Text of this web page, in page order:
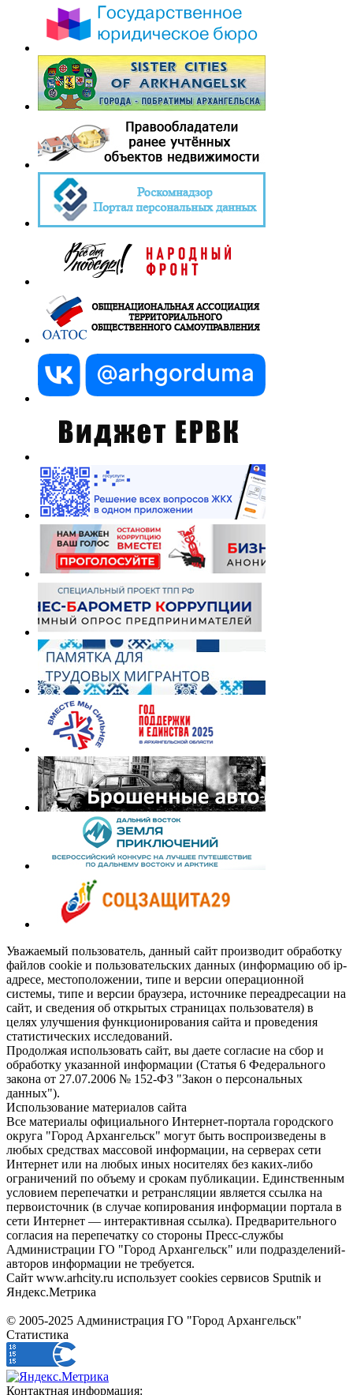
Уважаемый пользователь, данный сайт производит обработку
файлов cookie и пользовательских данных (информацию об ip-
адресе, местоположении, типе и версии операционной
системы, типе и версии браузера, источнике переадресации на
сайт, и сведения об открытых страницах пользователя) в
целях улучшения функционирования сайта и проведения
статистических исследований.
Продолжая использовать сайт, вы даете согласие на сбор и
обработку указанной информации (Статья 6 Федерального
закона от 27.07.2006 № 152-ФЗ "Закон о персональных
данных").
Использование материалов сайта
Все материалы официального Интернет-портала городского
округа "Город Архангельск" могут быть воспроизведены в
любых средствах массовой информации, на серверах сети
Интернет или на любых иных носителях без каких-либо
ограничений по объему и срокам публикации. Единственным
условием перепечатки и ретрансляции является ссылка на
первоисточник (в случае копирования информации портала в
сети Интернет — интерактивная ссылка). Предварительного
согласия на перепечатку со стороны Пресс-службы
Администрации ГО "Город Архангельск" или подразделений-
авторов информации не требуется.
Сайт www.arhcity.ru использует cookies сервисов Sputnik и
Яндекс.Метрика
© 2005-2025 Администрация ГО "Город Архангельск"
Статистика
Контактная информация: